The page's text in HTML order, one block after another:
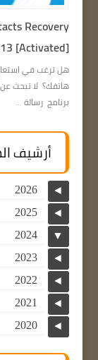
Recovery
[Activated]
هل ترغب في
هاتفك؟ لا تبحث
برنامج رسالة ...
أرشيف
◄
2026
◄
2025
▼
2024
◄
2023
◄
2022
◄
2021
◄
2020